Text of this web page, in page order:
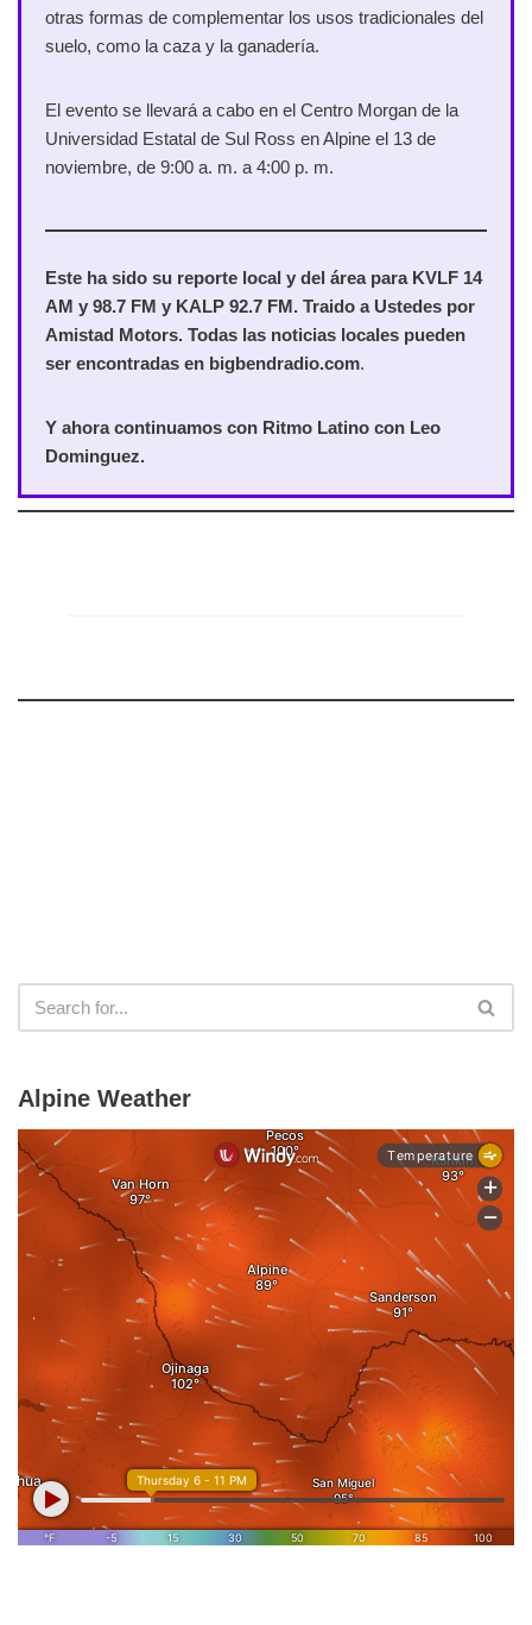
otras formas de complementar los usos tradicionales del
suelo, como la caza y la ganadería.
El evento se llevará a cabo en el Centro Morgan de la
Universidad Estatal de Sul Ross en Alpine el 13 de
noviembre, de 9:00 a. m. a 4:00 p. m.
Este ha sido su reporte local y del área para KVLF 14
AM y 98.7 FM y KALP 92.7 FM. Traido a Ustedes por
Amistad Motors. Todas las noticias locales pueden
ser encontradas en bigbendradio.com.
Y ahora continuamos con Ritmo Latino con Leo
Dominguez.
Alpine Weather